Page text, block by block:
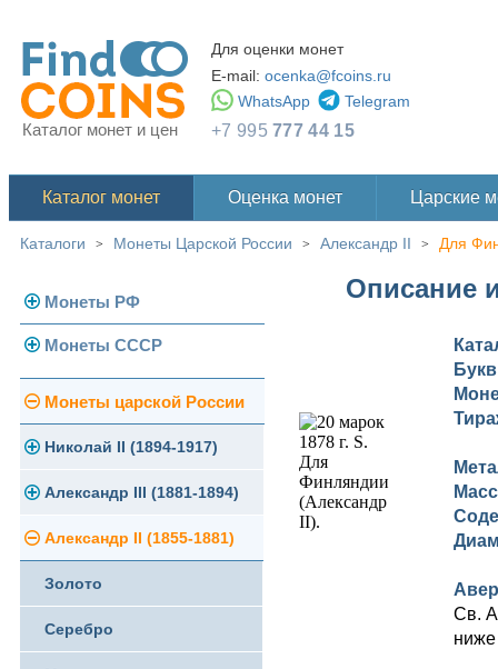
Каталог монет и цен
Для оценки монет
E-mail: ocenka@fcoins.ru
WhatsApp
Telegram
+7 995777 44 15
Каталог монет Оценка монет Царские
Каталоги > Монеты Царской России > Александр II > Для
Монеты РФ
Современная Россия
Монеты 1991-1993 гг.
Памятные и юбилейные
Монеты СССР
Погодовка СССР
Монеты 1958 года
Золотые червонцы
Памятные и юбилейные
Монеты царской России
Николай II (1894-1917)
Золото
Серебро
Медь
Германская оккупация
Александр III (1881-1894)
Золото
Серебро
Медь
Александр II (1855-1881)
Золото
Серебро
Описание
Св.
ниже